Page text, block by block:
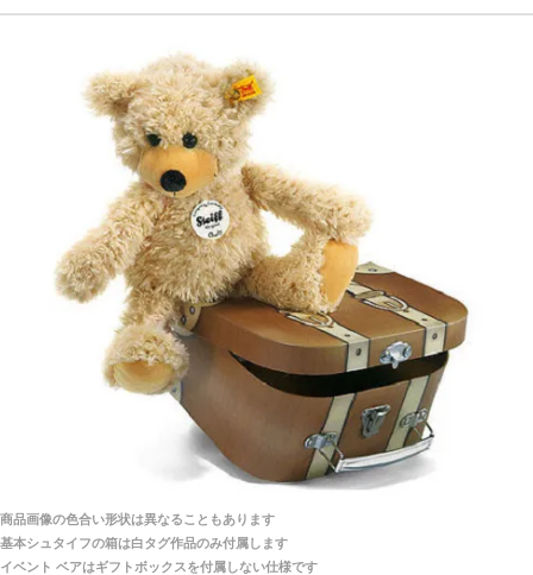
探してみてください。
シュタイフ社製品の実物を見ることはできますか？
当店はネット販売ですので実物をお見せすることが
できません。
海外からのお取り寄せと言うことですが、商品はきち
んと届きますか？
ご安心ください！商品は確実にお届けします。
商品は直接海外から届くのですか。受取の際、関税な
商品は全て当店へ入荷させたのち欠品を行いお客様
関税はすべて当店にて処理しますのでお客様のご負担
は一切ありません。
「前に買ったことがあったお店でしたので」
千葉県 U・Y 様 （女性）
「ChatGPTを利用したところ「くまの小屋」さ
んを紹介され…」
埼玉県 S・W 様
「送られる際にメールなどで届けて頂きとても
安心感がありました」
大阪府 Y・W 様 （男性）
「取り扱っているNetショップで一番信用出来
商品画像の色合い形状は異なることもあります
基本シュタイフの箱は白タグ作品のみ付属します
イベント ベアはギフトボックスを付属しない仕様です